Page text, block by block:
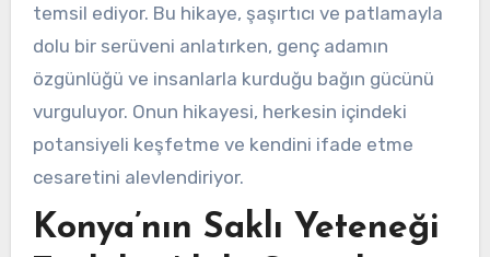
temsil ediyor. Bu hikaye, şaşırtıcı ve patlamayla
dolu bir serüveni anlatırken, genç adamın
özgünlüğü ve insanlarla kurduğu bağın gücünü
vurguluyor. Onun hikayesi, herkesin içindeki
potansiyeli keşfetme ve kendini ifade etme
cesaretini alevlendiriyor.
Konya’nın Saklı Yeteneği